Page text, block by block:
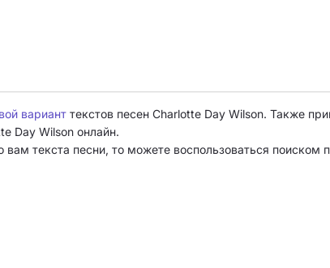
вариант текстов песен Charlotte Day Wilson. Также
Day Wilson онлайн.
текста песни, то можете воспользоваться поиском